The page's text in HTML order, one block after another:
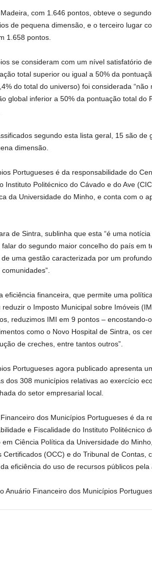
com 1.646 pontos, obteve o segundo
de pequena dimensão, e o terceiro lugar
1.658 pontos.
se consideram com um nível satisfatório
total superior ou igual a 50% da
do total do universo) foi considerada “não
global inferior a 50% da pontuação total do
segundo esta lista geral, 15 são de
dimensão.
Portugueses é da responsabilidade do
Instituto Politécnico do Cávado e do Ave
da Universidade do Minho, e conta com o
de Sintra, sublinha que esta “é uma
do segundo maior concelho do país em
uma gestão caracterizada por um
eficiência financeira, que permite uma
o Imposto Municipal sobre Imóveis
reduzimos IMI em 9 pontos – encostando-
como o Novo Hospital de Sintra, os
de creches, entre tantos outros”.
Portugueses agora publicado apresenta
dos 308 municípios relativas ao exercício
do setor empresarial local.
dos Municípios Portugueses é da
e Fiscalidade do Instituto Politécnico
Ciência Política da Universidade do
(OCC) e do Tribunal de Contas,
eficiência do uso de recursos públicos pela
Anuário Financeiro dos Municípios